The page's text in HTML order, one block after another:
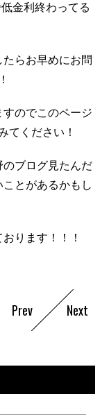
金利終わってる
らお早めにお問
のでこのページ
てください！
ブログ見たんだ
とがあるかもし
ります！！！
Prev Next